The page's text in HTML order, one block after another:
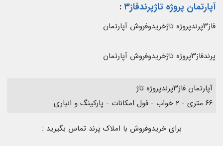
آپارتمان پروژه تاژپرندفاز۳ :
فاز۳پرندپروژه تاژخریدوفروش آپارتمان
پرندفاز۳پروژه تاژخریدوفروش آپارتمان
آپارتمان فاز۳پرندپروژه تاژ
۶۶ متری - ۲ خواب - فول امکانات - پارکینگ و انباری
برای خریدوفروش با املاک پرند تماس بگیرید :